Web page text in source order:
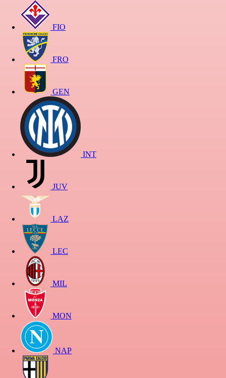
FIO
FRO
GEN
INT
JUV
LAZ
LEC
MIL
MON
NAP